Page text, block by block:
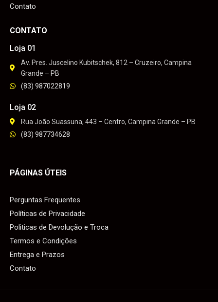
Contato
CONTATO
Loja 01
Av. Pres. Juscelino Kubitschek, 812 – Cruzeiro, Campina
Grande – PB
(83) 987022819
Loja 02
Rua João Suassuna, 443 – Centro, Campina Grande – PB
(83) 987734628
PÁGINAS ÚTEIS
Perguntas Frequentes
Políticas de Privacidade
Politicas de Devolução e Troca
Termos e Condições
Entrega e Prazos
Contato